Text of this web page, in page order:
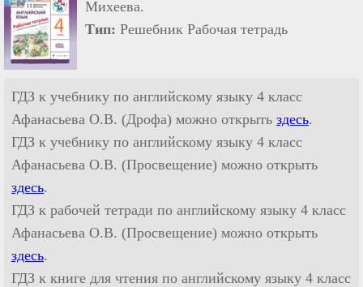
Михеева.
Тип: Решебник Рабочая тетрадь
ГДЗ к учебнику по английскому языку 4 класс
Афанасьева О.В. (Дрофа) можно открыть здесь.
ГДЗ к учебнику по английскому языку 4 класс
Афанасьева О.В. (Просвещение) можно открыть
здесь.
ГДЗ к рабочей тетради по английскому языку 4 класс
Афанасьева О.В. (Просвещение) можно открыть
здесь.
ГДЗ к книге для чтения по английскому языку 4 класс